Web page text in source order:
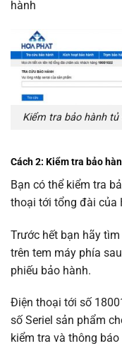
hành
Kiểm tra bảo hành
Cách 2: Kiểm tra bảo
Bạn có thể kiểm tra
thoại tới tổng đài của
Trước hết bạn hãy tìm
trên tem máy phía
phiếu bảo hành.
Điện thoại tới số
số Seriel sản phẩm
kiểm tra và thông